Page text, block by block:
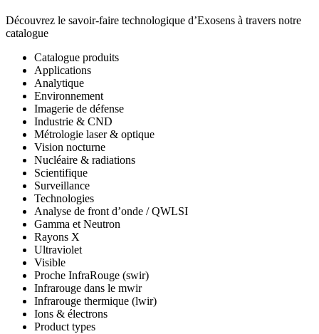
Découvrez le savoir-faire technologique d’Exosens à travers notre
catalogue
Catalogue produits
Applications
Analytique
Environnement
Imagerie de défense
Industrie & CND
Métrologie laser & optique
Vision nocturne
Nucléaire & radiations
Scientifique
Surveillance
Technologies
Analyse de front d’onde / QWLSI
Gamma et Neutron
Rayons X
Ultraviolet
Visible
Proche InfraRouge (swir)
Infrarouge dans le mwir
Infrarouge thermique (lwir)
Ions & électrons
Product types